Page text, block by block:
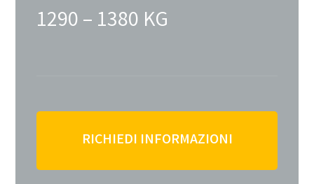
1290 – 1380 KG
RICHIEDI INFORMAZIONI